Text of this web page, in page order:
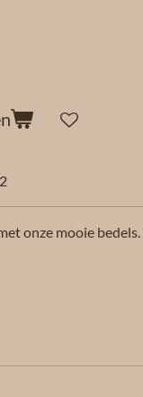
onze mooie bedels.